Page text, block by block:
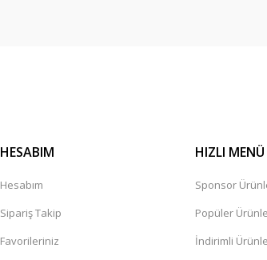
HESABIM
Hesabım
Sipariş Takip
Favorileriniz
HIZLI MENÜ
Sponsor
Popüler
İndirimli